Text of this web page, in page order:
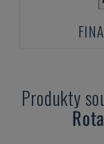
Produkty